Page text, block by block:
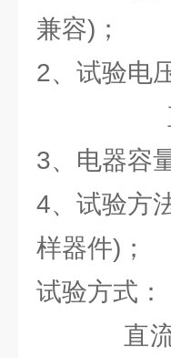
兼容)；
2、试验电
直流
3、电器容
4、试验方
样器件)；
试验方式：
直流试